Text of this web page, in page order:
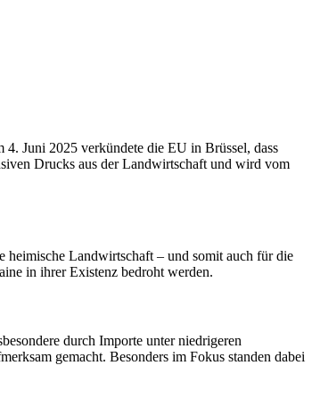
Juni 2025 verkündete die EU in Brüssel, dass
Drucks aus der Landwirtschaft und wird vom
heimische Landwirtschaft – und somit auch für die
in ihrer Existenz bedroht werden.
durch Importe unter niedrigeren
gemacht. Besonders im Fokus standen dabei